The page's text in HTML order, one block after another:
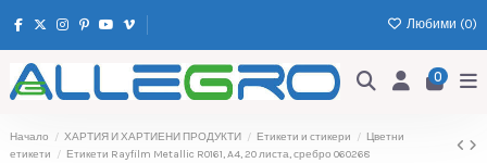
Любими (0)
0
Начало ХАРТИЯ И ХАРТИЕНИ ПРОДУКТИ Етикети и стикери
Цветни
етикети
Етикети Rayfilm Metallic R0161, A4, 20 листа, сребро 060268